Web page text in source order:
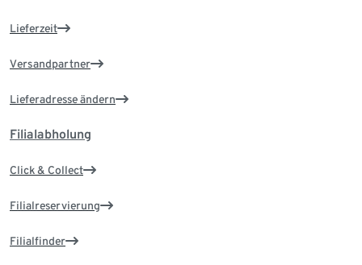
Lieferzeit
Versandpartner
Lieferadresse ändern
Filialabholung
Click & Collect
Filialreservierung
Filialfinder